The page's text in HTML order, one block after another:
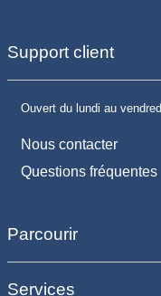
Support client
Ouvert du lundi au
Nous contacter
Questions fréquentes
Parcourir
Services